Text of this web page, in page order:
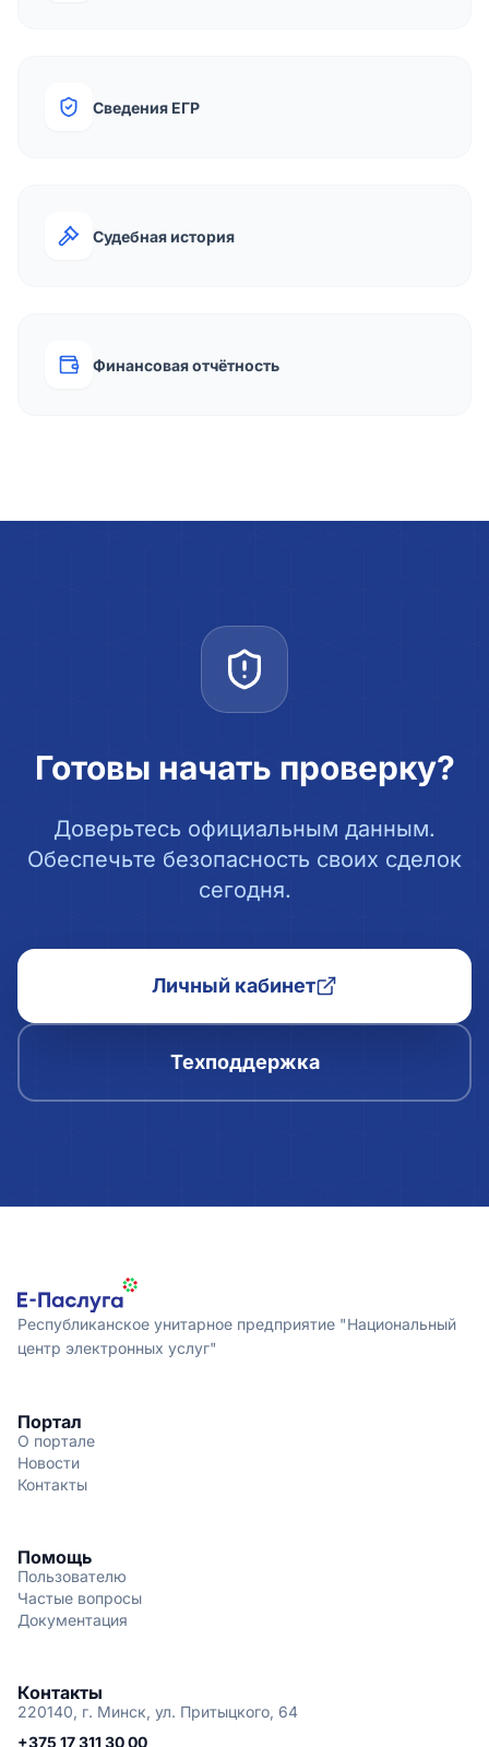
Сведения ЕГР
Судебная история
Финансовая отчётность
Готовы начать проверку?
Доверьтесь официальным данным.
Обеспечьте безопасность своих сделок
сегодня.
Личный кабинет
Техподдержка
Республиканское унитарное предприятие "Национальный
центр электронных услуг"
Портал
О портале
Новости
Контакты
Помощь
Пользователю
Частые вопросы
Документация
Контакты
220140, г. Минск, ул. Притыцкого, 64
+375 17 311 30 00